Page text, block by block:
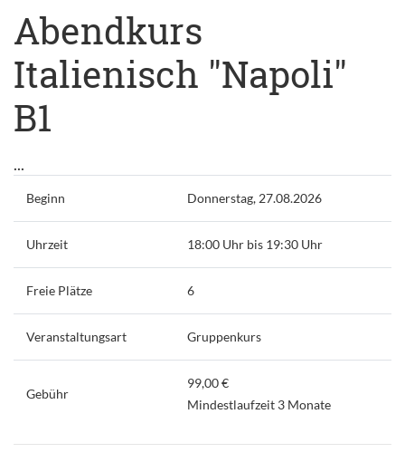
Abendkurs
Italienisch "Napoli"
B1
...
Beginn Donnerstag, 27.08.2026
Uhrzeit 18:00 Uhr bis 19:30 Uhr
Freie Plätze 6
Veranstaltungsart Gruppenkurs
Gebühr
99,00 €
Mindestlaufzeit 3 Monate